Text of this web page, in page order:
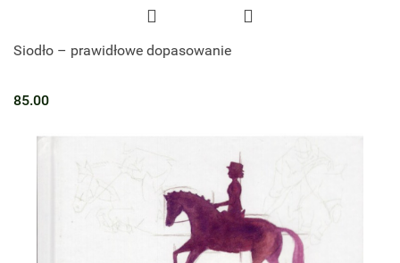
Siodło – prawidłowe dopasowanie
85.00